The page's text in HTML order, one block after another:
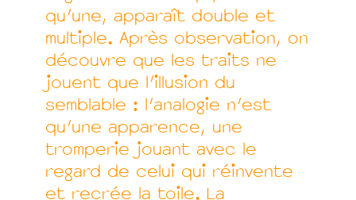
qu'une, apparaît double et
multiple. Après observation, on
découvre que les traits ne
jouent que l'illusion du
semblable : l'analogie n'est
qu'une apparence, une
tromperie jouant avec le
regard de celui qui réinvente
et recrée la toile. La